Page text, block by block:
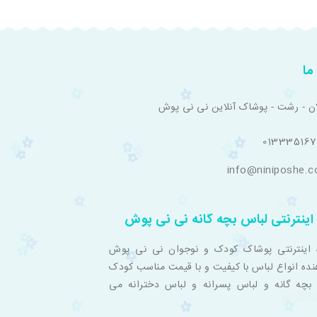
- رشت - پوشاک آنلاین نی نی پوش
اینترنتی لباس بچه گانه نی نی پوش
اینترنتی پوشاک کودک و نوجوان نی نی پوش
انواع لباس با کیفیت و با قیمت مناسب کودک
گانه و لباس پسرانه و لباس دخترانه می